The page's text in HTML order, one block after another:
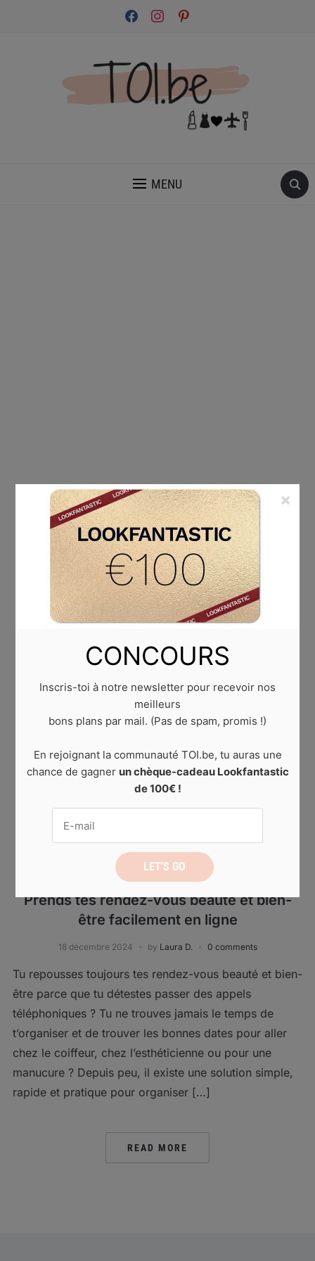
facebookinstagrampinterest
MENU
ÉTIQUETTE :RENDEZ-VOUS BEAUTÉ
BEAUTÉ
Prends tes rendez-vous beauté et bien-
être facilement en ligne
18 décembre 2024 by Laura D. 0 comments
Tu repousses toujours tes rendez-vous beauté et bien-
être parce que tu détestes passer des appels
téléphoniques ? Tu ne trouves jamais le temps de
t’organiser et de trouver les bonnes dates pour aller
chez le coiffeur, chez l’esthéticienne ou pour une
manucure ? Depuis peu, il existe une solution simple,
rapide et pratique pour organiser […]
READ MORE
CONCOURS
Inscris-toi à notre newsletter pour recevoir nos
meilleurs
bons plans par mail. (Pas de spam, promis !)
En rejoignant la communauté TOI.be, tu auras une
chance de gagner un chèque-cadeau Lookfantastic
de 100€ !
×